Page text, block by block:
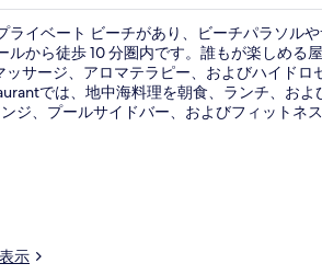
ライベート ビーチがあり、ビーチパラソル
ルから徒歩 10 分圏内です。誰もが楽しめ
ッサージ、アロマテラピー、およびハイド
では、地中海料理を朝食、ランチ、お
ジ、プールサイドバー、およびフィットネ
示